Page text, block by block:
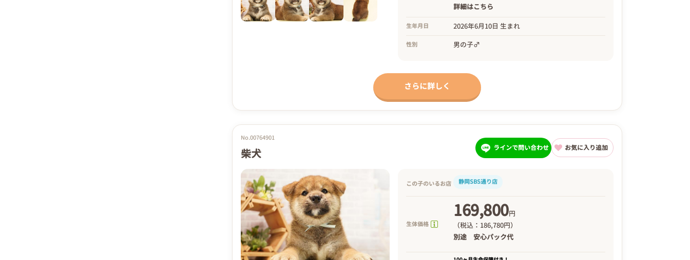
詳細はこちら
生年月日 2026年6月10日 生まれ
性別 男の子♂
さらに詳しく
No.00764901
柴犬 ラインで問い合わせ お気に入り追加
この子のいるお店 静岡SBS通り店
生体価格
169,800円
（税込：186,780円）
別途 安心パック代